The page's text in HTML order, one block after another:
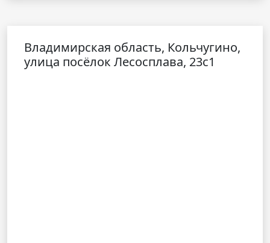
Владимирская область, Кольчугино,
улица посёлок Лесосплава, 23с1